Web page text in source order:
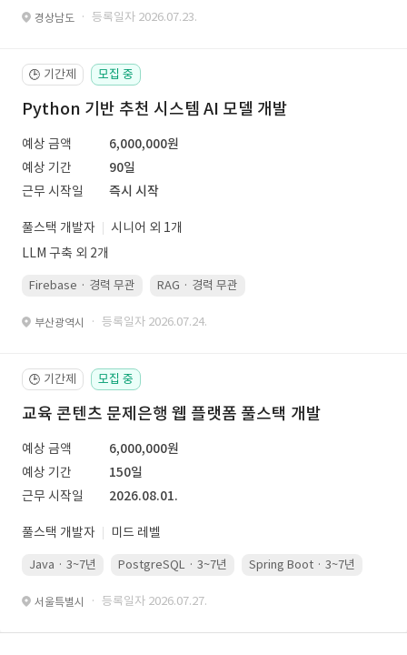
경상남도 · 등록일자 2026.07.23.
🕒 기간제 모집 중
Python 기반 추천 시스템 AI 모델 개발
예상 금액
6,000,000원
예상 기간
90일
근무 시작일
즉시 시작
풀스택 개발자
시니어 외 1개
LLM 구축 외 2개
Firebase · 경력 무관 RAG · 경력 무관
부산광역시 · 등록일자 2026.07.24.
🕒 기간제 모집 중
교육 콘텐츠 문제은행 웹 플랫폼 풀스택 개발
예상 금액
6,000,000원
예상 기간
150일
근무 시작일
2026.08.01.
풀스택 개발자 미드 레벨
Java · 3~7년 PostgreSQL · 3~7년 Spring Boot · 3~7년
서울특별시 · 등록일자 2026.07.27.